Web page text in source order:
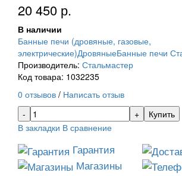
20 450 р.
В наличии
Банные печи (дровяные, газовые,
электрические)ДровяныеБанные печи
Производитель: Стальмастер
Код товара: 1032235
0 отзывов / Написать отзыв
Купить
В закладки В сравнение
Гарантия
Магазины